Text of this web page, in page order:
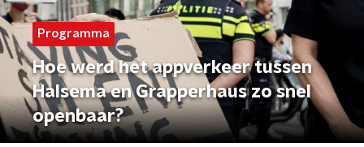
Programma
Hoe werd het appverkeer tussen
Halsema en Grapperhaus zo snel
openbaar?